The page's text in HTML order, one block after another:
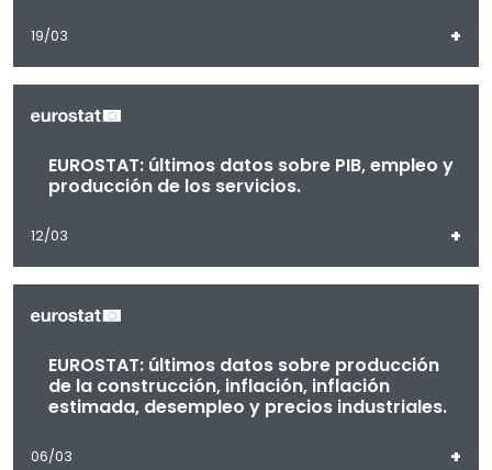
19/03 +
EUROSTAT: últimos datos sobre PIB, empleo y
producción de los servicios.
12/03 +
EUROSTAT: últimos datos sobre producción
de la construcción, inflación, inflación
estimada, desempleo y precios industriales.
06/03 +